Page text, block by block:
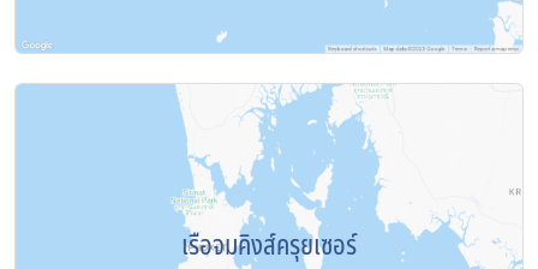
เรือจมคิงส์ครุยเซอร์